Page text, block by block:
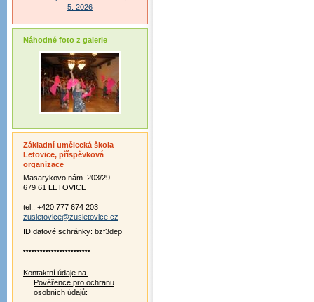
5. 2026
Náhodné foto z galerie
Základní umělecká škola
Letovice, příspěvková
organizace
Masarykovo nám. 203/29
679 61 LETOVICE
tel.: +420 777 674 203
zusletovice@zusletovice.cz
ID datové schránky: bzf3dep
************************
Kontaktní údaje na
Pověřence pro ochranu
osobních údajů: